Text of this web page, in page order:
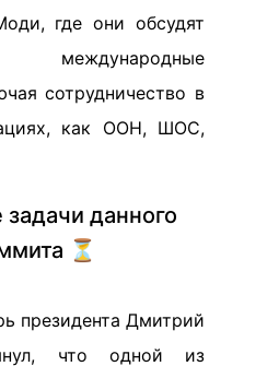
где они обсудят
международные
сотрудничество в
как ООН, ШОС,
данного
⏳
президента Дмитрий
что одной из